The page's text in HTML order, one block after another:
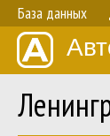
База данных